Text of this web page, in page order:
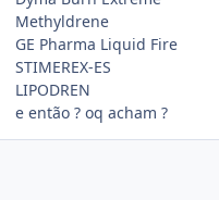
Methyldrene
GE Pharma Liquid Fire
STIMEREX-ES
LIPODREN
e então ? oq acham ?